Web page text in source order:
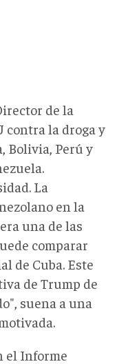
de la
contra la droga y
Bolivia, Perú y
La
en la
una de las
comparar
de Cuba. Este
de Trump de
suena a una
el Informe